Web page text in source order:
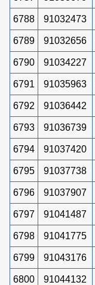
6788 91032473
6789 91032656
6790 91034227
6791 91035963
6792 91036442
6793 91036739
6794 91037420
6795 91037738
6796 91037907
6797 91041487
6798 91041775
6799 91043176
6800 91044132